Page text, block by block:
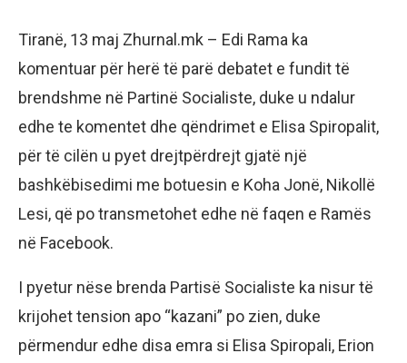
Tiranë, 13 maj Zhurnal.mk – Edi Rama ka
komentuar për herë të parë debatet e fundit të
brendshme në Partinë Socialiste, duke u ndalur
edhe te komentet dhe qëndrimet e Elisa Spiropalit,
për të cilën u pyet drejtpërdrejt gjatë një
bashkëbisedimi me botuesin e Koha Jonë, Nikollë
Lesi, që po transmetohet edhe në faqen e Ramës
në Facebook.
I pyetur nëse brenda Partisë Socialiste ka nisur të
krijohet tension apo “kazani” po zien, duke
përmendur edhe disa emra si Elisa Spiropali, Erion